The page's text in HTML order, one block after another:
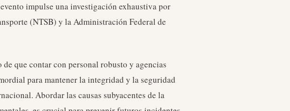
impulse una investigación exhaustiva por
(NTSB) y la Administración Federal de
que contar con personal robusto y agencias
para mantener la integridad y la seguridad
Abordar las causas subyacentes de la